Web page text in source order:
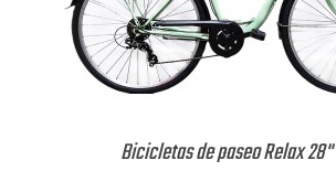
Bicicletas de paseo Relax 28"